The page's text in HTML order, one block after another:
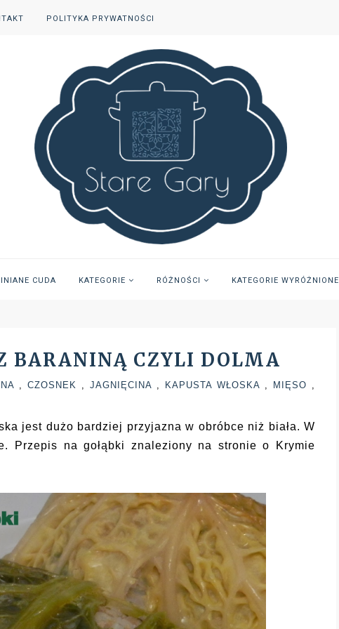
POLITYKA PRYWATNOŚCI
CUDA KATEGORIE RÓŻNOŚCI KATEGORIE WYRÓŻNIONE
BARANINĄ CZYLI DOLMA
CZOSNEK JAGNIĘCINA KAPUSTA WŁOSKA MIĘSO
jest dużo bardziej przyjazna w obróbce niż biała. W
Przepis na gołąbki znaleziony na stronie o Krymie